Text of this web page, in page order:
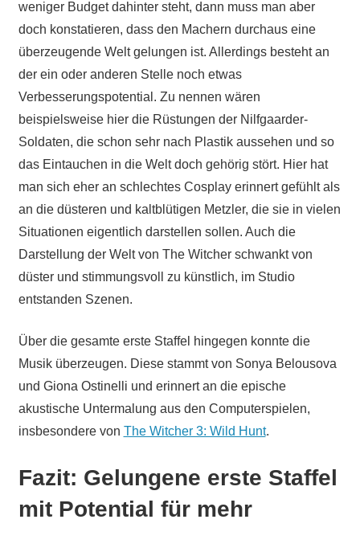
weniger Budget dahinter steht, dann muss man aber
doch konstatieren, dass den Machern durchaus eine
überzeugende Welt gelungen ist. Allerdings besteht an
der ein oder anderen Stelle noch etwas
Verbesserungspotential. Zu nennen wären
beispielsweise hier die Rüstungen der Nilfgaarder-
Soldaten, die schon sehr nach Plastik aussehen und so
das Eintauchen in die Welt doch gehörig stört. Hier hat
man sich eher an schlechtes Cosplay erinnert gefühlt als
an die düsteren und kaltblütigen Metzler, die sie in vielen
Situationen eigentlich darstellen sollen. Auch die
Darstellung der Welt von The Witcher schwankt von
düster und stimmungsvoll zu künstlich, im Studio
entstanden Szenen.
Über die gesamte erste Staffel hingegen konnte die
Musik überzeugen. Diese stammt von Sonya Belousova
und Giona Ostinelli und erinnert an die epische
akustische Untermalung aus den Computerspielen,
insbesondere von The Witcher 3: Wild Hunt.
Fazit: Gelungene erste Staffel
mit Potential für mehr